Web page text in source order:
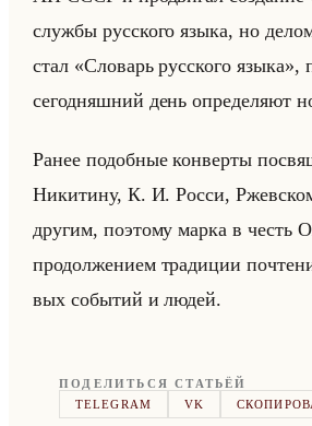
служ­бы рус­ско­го языка, но
стал «Словарь русского языка»,
се­го­дняш­ний день опре­де­ля­ют
Ранее по­доб­ные кон­вер­ты
Ни­ки­ти­ну, К. И. Росси,
дру­гим, по­это­му марка в честь
про­дол­же­ни­ем тра­ди­ции
вых со­бы­тий и людей.
ПОДЕЛИТЬСЯ СТАТЬЁЙ
TELEGRAM
VK